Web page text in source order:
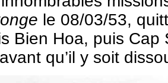
le 08/03/53,
Bien Hoa, puis
qu’il y soit